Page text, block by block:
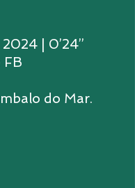
| 0’24’’
FB
do Mar.